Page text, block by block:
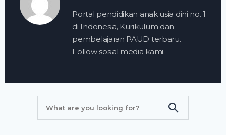
Portal pendidikan anak usia dini no. 1
di Indonesia, Kurikulum dan
pembelajaran PAUD terbaru.
Follow sosial media kami.